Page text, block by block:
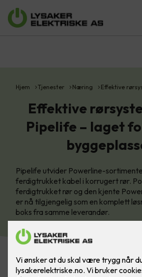
Hjem Tjenester Næring Effektive
Effektive
Pipelife – laget
Pipelife utvider Powerline-
ferdigtrukket kabel i korrugert rør.
ferdigtrukket rør og den kjente
er nå tilgjengelig som en komplett
boks fra samme leverandør.